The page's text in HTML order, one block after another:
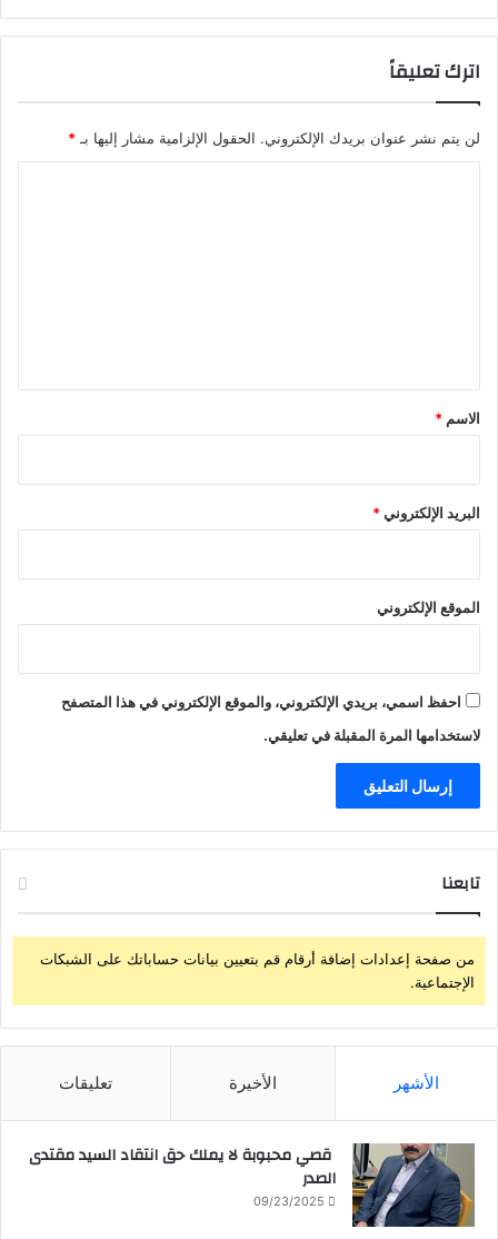
د
م
ي
د
اترك تعليقاً
لن يتم نشر عنوان بريدك الإلكتروني. الحقول الإلزامية مشار إليها بـ*
*
الاسم *
البريد الإلكتروني*
الموقع الإلكتروني
احفظ اسمي، بريدي الإلكتروني، والموقع الإلكتروني في هذا المتصفح
لاستخدامها المرة المقبلة في تعليقي.
تابعنا
من صفحة إعدادات إضافة أرقام قم بتعيين بيانات حساباتك على الشبكات
الإجتماعية.
الأشهر الأخيرة تعليقات
قصي محبوبة لا يملك حق انتقاد السيد مقتدى
الصدر
09/23/2025